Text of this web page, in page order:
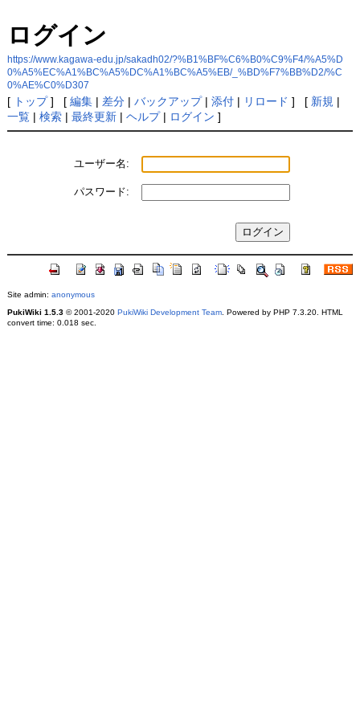
ログイン
https://www.kagawa-edu.jp/sakadh02/?%B1%BF%C6%B0%C9%F4/%A5%D
0%A5%EC%A1%BC%A5%DC%A1%BC%A5%EB/_%BD%F7%BB%D2/%C
0%AE%C0%D307
[ トップ] [ 編集| 差分| バックアップ| 添付| リロード ] [ 新規 |
一覧| 検索| 最終更新| ヘルプ| ログイン ]
ユーザー名:
パスワード:
Site admin: anonymous
PukiWiki 1.5.3© 2001-2020 PukiWiki Development Team. Powered by PHP 7.3.20. HTML
convert time: 0.018 sec.